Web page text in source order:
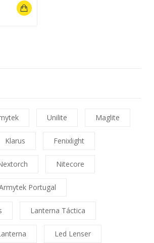
Unilite Maglite
Klarus Fenixlight
Nitecore
Portugal
Lanterna Táctica
Led Lenser